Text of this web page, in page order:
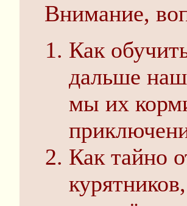
Внимание,
Как
дальше
мы их
Как тайно